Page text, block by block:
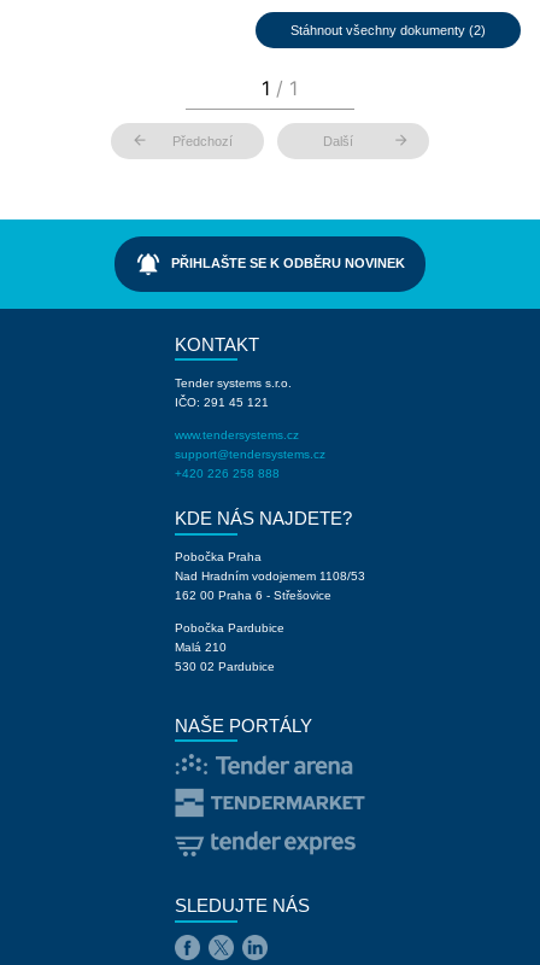
Stáhnout všechny dokumenty (2)
arrow_back Předchozí Další arrow_forward
notifications_active PŘIHLAŠTE SE K ODBĚRU NOVINEK
KONTAKT
Tender systems s.r.o.
IČO: 291 45 121
www.tendersystems.cz
support@tendersystems.cz
+420 226 258 888
KDE NÁS NAJDETE?
Pobočka Praha
Nad Hradním vodojemem 1108/53
162 00 Praha 6 - Střešovice
Pobočka Pardubice
Malá 210
530 02 Pardubice
NAŠE PORTÁLY
SLEDUJTE NÁS